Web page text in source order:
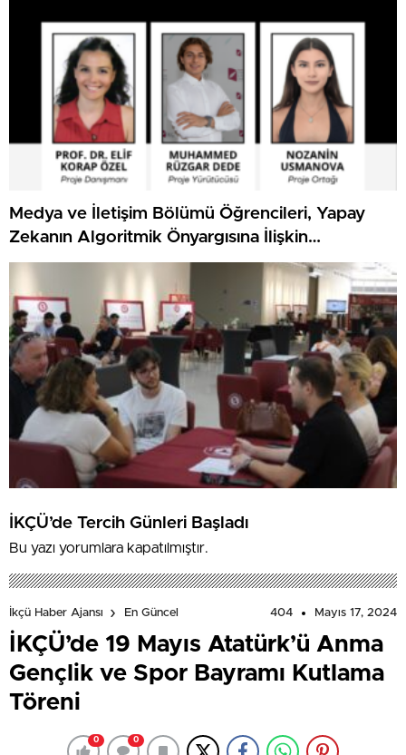
Medya ve İletişim Bölümü Öğrencileri, Yapay
Zekanın Algoritmik Önyargısına İlişkin
Farkındalık Düzeylerini Araştıracak
İKÇÜ’de Tercih Günleri Başladı
Bu yazı yorumlara kapatılmıştır.
İkçü Haber Ajansı En Güncel 404 Mayıs 17, 2024
İKÇÜ’de 19 Mayıs Atatürk’ü Anma
Gençlik ve Spor Bayramı Kutlama
Töreni
0 0